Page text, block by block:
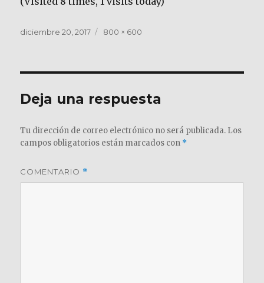
Publicado
diciembre 20, 2017
Tamaño
800 × 600
Deja una respuesta
Tu dirección de correo electrónico no será publicada. Los
campos obligatorios están marcados con *
COMENTARIO *